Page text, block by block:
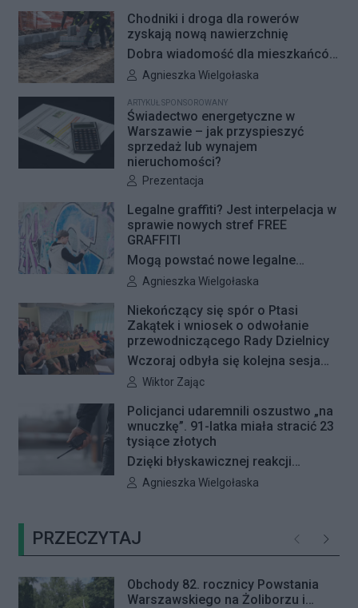
Chodniki i droga dla rowerów
zyskają nową nawierzchnię
Dobra wiadomość dla mieszkańców
Woli i Żoliborza. Zarząd Dróg
remonty infrastruktury dla pieszych
i rowerzystów. Oferty w
przetargach zostały już otwarte, a
jeśli wszystko przebiegnie zgodnie
z planem, nowe nawierzchnie
pojawią się jeszcze w tym roku.
Autor artykułu:
Agnieszka Wielgołaska
ARTYKUŁ SPONSOROWANY
Świadectwo energetyczne w
Warszawie – jak przyspieszyć
sprzedaż lub wynajem
nieruchomości?
Autor artykułu:
Prezentacja
Legalne graffiti? Jest interpelacja w
sprawie nowych stref FREE
GRAFFITI
Mogą powstać nowe legalne
miejsca do wykonywania graffiti.
interpelację, w której proponuje
wyznaczenie kolejnych stref FREE
GRAFFITI we współpracy z
Zarządem Dróg Miejskich.
Autor artykułu:
Agnieszka Wielgołaska
Niekończący się spór o Ptasi
Zakątek i wniosek o odwołanie
przewodniczącego Rady Dzielnicy
Wczoraj odbyła się kolejna sesja
poświęcona procedowaniu
Rady Dzielnicy Żoliborz w sprawie
zaniechania budowy zespołu
przedszkolno-żłobkowego przy ul.
Ficowskiego. Po blisko pięciu
zaplanowano na koniec sierpnia
Autor artykułu:
Wiktor Zając
Policjanci udaremnili oszustwo „na
wnuczkę”. 91-latka miała stracić 23
tysiące złotych
Dzięki błyskawicznej reakcji
kryminalnych 91-letnia mieszkanka
wnuczkę”. Policjanci zatrzymali 32-
letniego mężczyznę w chwili, gdy
przyszedł odebrać przygotowane
przez seniorkę 23 tysiące złotych.
Autor artykułu:
Agnieszka Wielgołaska
PRZECZYTAJ Poprzednie
Obchody 82. rocznicy Powstania
Warszawskiego na Żoliborzu i